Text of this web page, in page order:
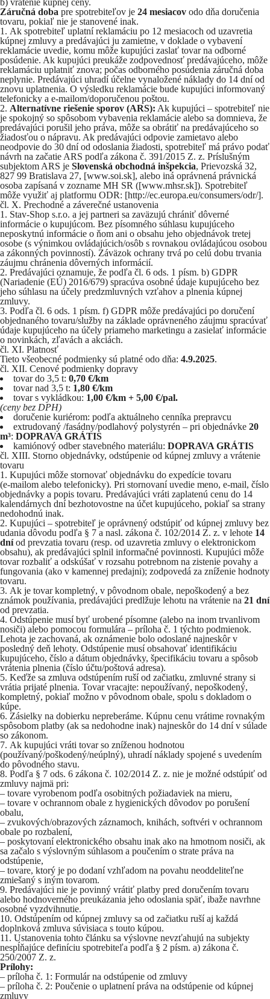
b) vrátenie kúpnej ceny.
Záručná doba pre spotrebiteľov je 24 mesiacov odo dňa doručenia
tovaru, pokiaľ nie je stanovené inak.
Ak spotrebiteľ uplatní reklamáciu po 12 mesiacoch od uzavretia
kúpnej zmluvy a predávajúci ju zamietne, v doklade o vybavení
reklamácie uvedie, komu môže kupujúci zaslať tovar na odborné
posúdenie. Ak kupujúci preukáže zodpovednosť predávajúceho, môže
reklamáciu uplatniť znova; počas odborného posúdenia záručná doba
neplynie. Predávajúci uhradí účelne vynaložené náklady do 14 dní od
znovu uplatnenia. O výsledku reklamácie bude kupujúci informovaný
telefonicky a e‑mailom/doporučenou poštou.
Alternatívne riešenie sporov (ARS): Ak kupujúci – spotrebiteľ nie
je spokojný so spôsobom vybavenia reklamácie alebo sa domnieva, že
predávajúci porušil jeho práva, môže sa obrátiť na predávajúceho so
žiadosťou o nápravu. Ak predávajúci odpovie zamietavo alebo
neodpovie do 30 dní od odoslania žiadosti, spotrebiteľ má právo podať
návrh na začatie ARS podľa zákona č. 391/2015 Z. z. Príslušným
subjektom ARS je Slovenská obchodná inšpekcia, Prievozská 32,
827 99 Bratislava 27, [www.soi.sk], alebo iná oprávnená právnická
osoba zapísaná v zozname MH SR ([www.mhsr.sk]). Spotrebiteľ
môže využiť aj platformu ODR: [http://ec.europa.eu/consumers/odr/].
čl. X. Prechodné a záverečné ustanovenia
Stav-Shop s.r.o. a jej partneri sa zaväzujú chrániť dôverné
informácie o kupujúcom. Bez písomného súhlasu kupujúceho
neposkytnú informácie o ňom ani o obsahu jeho objednávok tretej
osobe (s výnimkou ovládajúcich/osôb s rovnakou ovládajúcou osobou
a zákonných povinností). Záväzok ochrany trvá po celú dobu trvania
záujmu chránenia dôverných informácií.
Predávajúci oznamuje, že podľa čl. 6 ods. 1 písm. b) GDPR
(Nariadenie (EÚ) 2016/679) spracúva osobné údaje kupujúceho bez
jeho súhlasu na účely predzmluvných vzťahov a plnenia kúpnej
zmluvy.
Podľa čl. 6 ods. 1 písm. f) GDPR môže predávajúci po doručení
objednaného tovaru/služby na základe oprávneného záujmu spracúvať
údaje kupujúceho na účely priameho marketingu a zasielať informácie
o novinkách, zľavách a akciách.
čl. XI. Platnosť
Tieto všeobecné podmienky sú platné odo dňa: 4.9.2025.
čl. XII. Cenové podmienky dopravy
tovar do 3,5 t: 0,70 €/km
tovar nad 3,5 t: 1,80 €/km
tovar s vykládkou: 1,00 €/km + 5,00 €/pal.
(ceny bez DPH)
doručenie kuriérom: podľa aktuálneho cenníka prepravcu
extrudovaný /fasádny/podlahový polystyrén – pri objednávke 20
m³: DOPRAVA GRÁTIS
kamiónový odber stavebného materiálu: DOPRAVA GRÁTIS
čl. XIII. Storno objednávky, odstúpenie od kúpnej zmluvy a vrátenie
tovaru
Kupujúci môže stornovať objednávku do expedície tovaru
(e‑mailom alebo telefonicky). Pri stornovaní uvedie meno, e‑mail, číslo
objednávky a popis tovaru. Predávajúci vráti zaplatenú cenu do 14
kalendárnych dní bezhotovostne na účet kupujúceho, pokiaľ sa strany
nedohodnú inak.
Kupujúci – spotrebiteľ je oprávnený odstúpiť od kúpnej zmluvy bez
udania dôvodu podľa § 7 a nasl. zákona č. 102/2014 Z. z. v lehote 14
dníod prevzatia tovaru (resp. od uzavretia zmluvy o elektronickom
obsahu), ak predávajúci splnil informačné povinnosti. Kupujúci môže
tovar rozbaliť a odskúšať v rozsahu potrebnom na zistenie povahy a
fungovania (ako v kamennej predajni); zodpovedá za zníženie hodnoty
tovaru.
Ak je tovar kompletný, v pôvodnom obale, nepoškodený a bez
známok používania, predávajúci predlžuje lehotu na vrátenie na 21 dní
od prevzatia.
Odstúpenie musí byť urobené písomne (alebo na inom trvanlivom
nosiči) alebo pomocou formulára – príloha č. 1 týchto podmienok.
Lehota je zachovaná, ak oznámenie bolo odoslané najneskôr v
posledný deň lehoty. Odstúpenie musí obsahovať identifikáciu
kupujúceho, číslo a dátum objednávky, špecifikáciu tovaru a spôsob
vrátenia plnenia (číslo účtu/poštová adresa).
Keďže sa zmluva odstúpením ruší od začiatku, zmluvné strany si
vrátia prijaté plnenia. Tovar vracajte: nepoužívaný, nepoškodený,
kompletný, pokiaľ možno v pôvodnom obale, spolu s dokladom o
kúpe.
Zásielky na dobierku nepreberáme. Kúpnu cenu vrátime rovnakým
spôsobom platby (ak sa nedohodne inak) najneskôr do 14 dní v súlade
so zákonom.
Ak kupujúci vráti tovar so zníženou hodnotou
(používaný/poškodený/neúplný), uhradí náklady spojené s uvedením
do pôvodného stavu.
Podľa § 7 ods. 6 zákona č. 102/2014 Z. z. nie je možné odstúpiť od
zmluvy najmä pri:
– tovare vyrobenom podľa osobitných požiadaviek na mieru,
– tovare v ochrannom obale z hygienických dôvodov po porušení
obalu,
– zvukových/obrazových záznamoch, knihách, softvéri v ochrannom
obale po rozbalení,
– poskytovaní elektronického obsahu inak ako na hmotnom nosiči, ak
sa začalo s výslovným súhlasom a poučením o strate práva na
odstúpenie,
– tovare, ktorý je po dodaní vzhľadom na povahu neoddeliteľne
zmiešaný s iným tovarom.
Predávajúci nie je povinný vrátiť platby pred doručením tovaru
alebo hodnoverného preukázania jeho odoslania späť, ibaže navrhne
osobné vyzdvihnutie.
Odstúpením od kúpnej zmluvy sa od začiatku ruší aj každá
doplnková zmluva súvisiaca s touto kúpou.
Ustanovenia tohto článku sa výslovne nevzťahujú na subjekty
nespĺňajúce definíciu spotrebiteľa podľa § 2 písm. a) zákona č.
250/2007 Z. z.
Prílohy:
– príloha č. 1: Formulár na odstúpenie od zmluvy
– príloha č. 2: Poučenie o uplatnení práva na odstúpenie od kúpnej
zmluvy